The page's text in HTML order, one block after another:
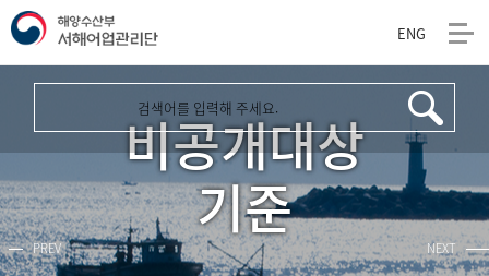
ENG
해
수
산
부
비공개대상
기준
PREV NEXT